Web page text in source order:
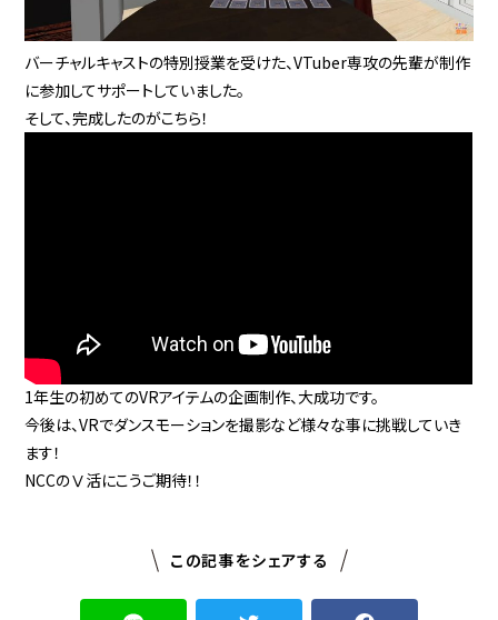
バーチャルキャストの特別授業を受けた、VTuber専攻の先輩が制作
に参加してサポートしていました。
そして、完成したのがこちら！
1年生の初めてのVRアイテムの企画制作、大成功です。
今後は、VRでダンスモーションを撮影など様々な事に挑戦していき
ます！
NCCのⅤ活にこうご期待！！
この記事をシェアする